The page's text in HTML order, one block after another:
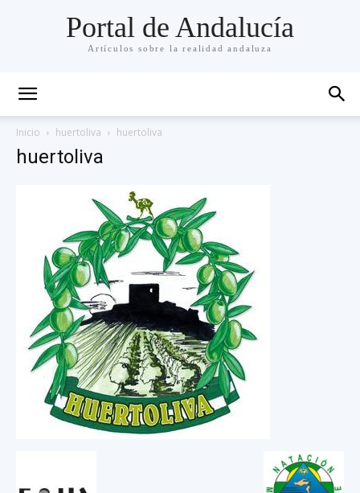
Portal de Andalucía
Artículos sobre la realidad andaluza
Inicio huertoliva huertoliva
huertoliva